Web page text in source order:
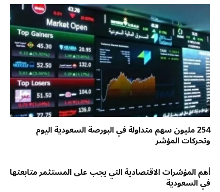
254 مليون سهم متداولة في البورصة السعودية اليوم
وتحركات المؤشر
أهم المؤشرات الاقتصادية التي يجب على المستثمر متابعتها
في السعودية